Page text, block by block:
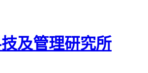
及管理研究所